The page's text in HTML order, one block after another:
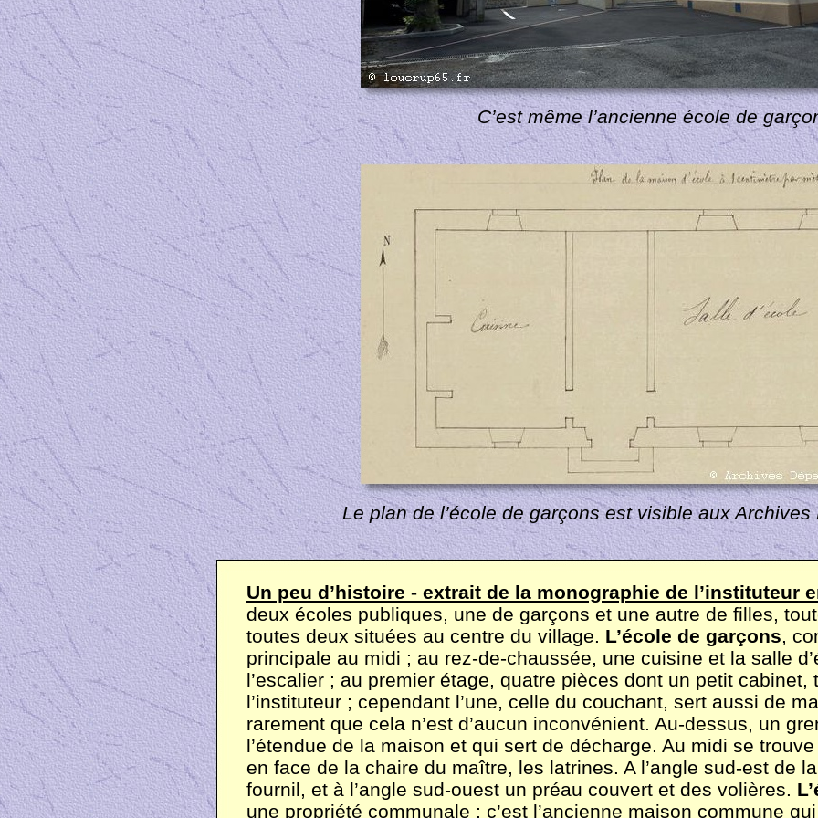
C’est même l’ancienne école de
Le plan de l’école de garçons est visible aux
Un peu d’histoire - extrait de la monographie de l’instituteur
deux écoles publiques, une de garçons et une autre de filles,
toutes deux situées au centre du village. L’école de garçons,
principale au midi ; au rez-de-chaussée, une cuisine et la salle
l’escalier ; au premier étage, quatre pièces dont un petit cabinet,
l’instituteur ; cependant l’une, celle du couchant, sert aussi de
rarement que cela n’est d’aucun inconvénient. Au-dessus, un
l’étendue de la maison et qui sert de décharge. Au midi se
en face de la chaire du maître, les latrines. A l’angle sud-est de
fournil, et à l’angle sud-ouest un préau couvert et des volières.
une propriété communale ; c’est l’ancienne maison commune